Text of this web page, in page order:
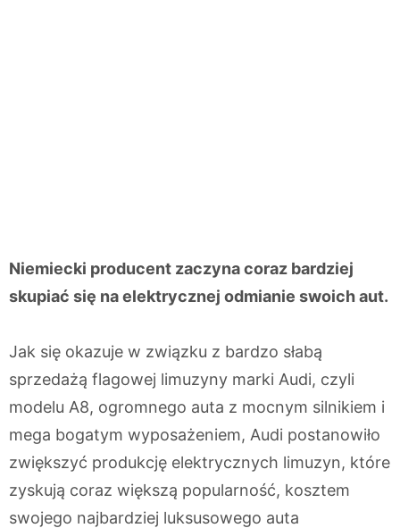
Niemiecki producent zaczyna coraz bardziej
skupiać się na elektrycznej odmianie swoich aut.
Jak się okazuje w związku z bardzo słabą
sprzedażą flagowej limuzyny marki Audi, czyli
modelu A8, ogromnego auta z mocnym silnikiem i
mega bogatym wyposażeniem, Audi postanowiło
zwiększyć produkcję elektrycznych limuzyn, które
zyskują coraz większą popularność, kosztem
swojego najbardziej luksusowego auta